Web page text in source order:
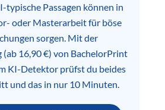
typische Passagen können in
oder Masterarbeit für böse
sorgen. Mit der
16,90 €) von BachelorPrint
KI-Detektor prüfst du beides
und das in nur 10 Minuten.